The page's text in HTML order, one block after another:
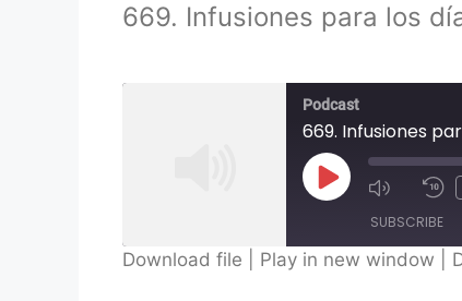
669. Infusiones para los
Podcast
669. Infusiones
Play
EpisodeSUBSCRIBE
Download file Play in new window